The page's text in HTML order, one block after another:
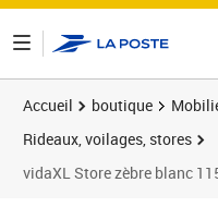
Accueil boutique
Rideaux, voilages, stores
vidaXL Store zèbre blanc